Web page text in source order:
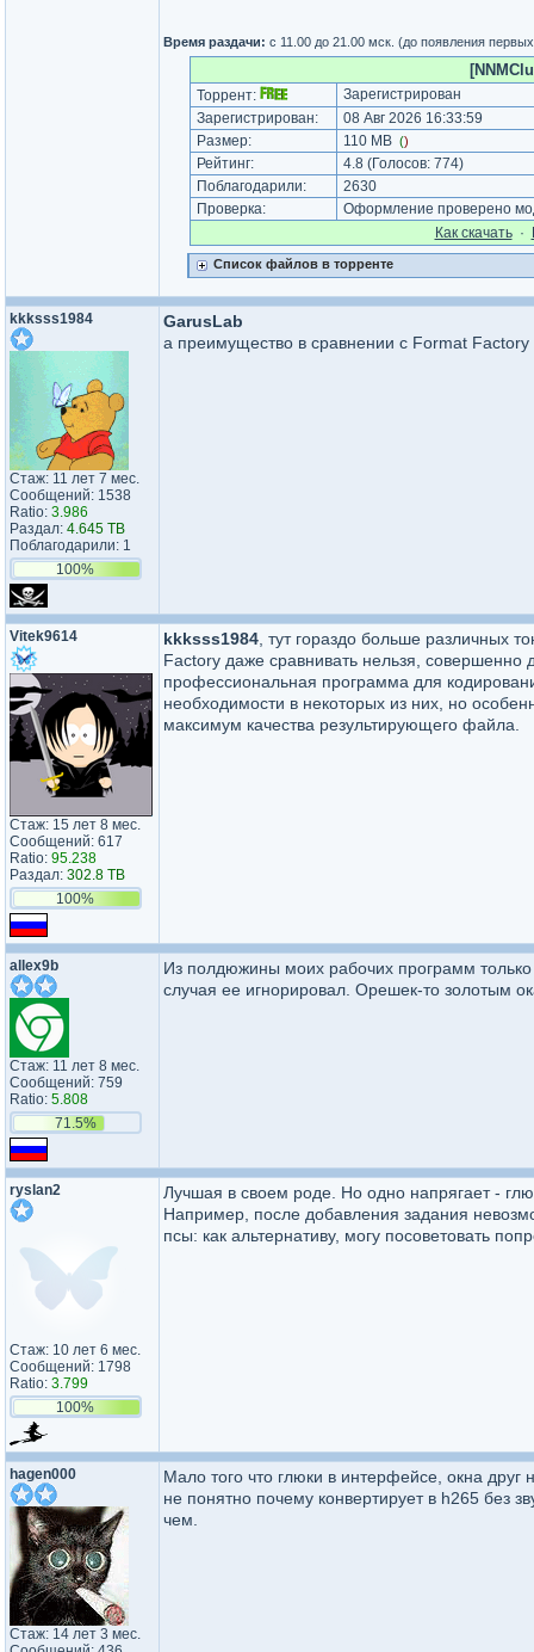
Время раздачи: с 11.00 до 21.00 мск. (до появления
Торрент:
Зарегистрирован
Зарегистрирован:
08 Авг 2026 16:33:59
Размер:
110 MB ()
Рейтинг: 4.8 (Голосов: 774)
Поблагодарили:
2630
Проверка:
Оформление проверено
Как cкачать·
Список файлов в торренте
kkksss1984
Стаж: 11 лет 7 мес.
Сообщений: 1538
Ratio: 3.986
Раздал: 4.645 TB
Поблагодарили: 1
100%
GarusLab
а преимущество в сравнении с Format Factory
Vitek9614
Стаж: 15 лет 8 мес.
Сообщений: 617
Ratio: 95.238
Раздал: 302.8 TB
100%
kkksss1984 , тут гораздо больше различных
Factory даже сравнивать нельзя, совершенно
профессиональная программа для
необходимости в некоторых из них, но
максимум качества результирующего файла.
allex9b
Стаж: 11 лет 8 мес.
Сообщений: 759
Ratio: 5.808
71.5%
Из полдюжины моих рабочих программ
случая ее игнорировал. Орешек-то золотым
ryslan2
Стаж: 10 лет 6 мес.
Сообщений: 1798
Ratio: 3.799
100%
Лучшая в своем роде. Но одно напрягает -
Например, после добавления задания
псы: как альтернативу, могу посоветовать
hagen000
Стаж: 14 лет 3 мес.
Мало того что глюки в интерфейсе, окна
не понятно почему конвертирует в h265 без
чем.